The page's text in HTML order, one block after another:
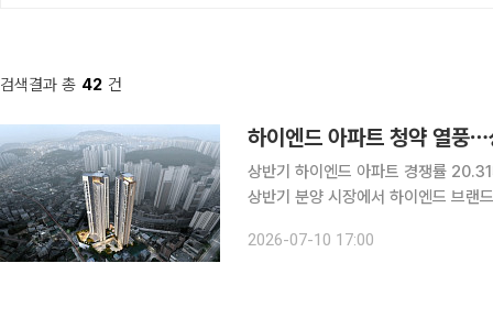
검색결과 총 42 건
하이엔드 아파트 청약 열풍
상반기 하이엔드 아파트 경쟁률 20.31
상반기 분양 시장에서 하이엔드 브랜
2026-07-10 17:00